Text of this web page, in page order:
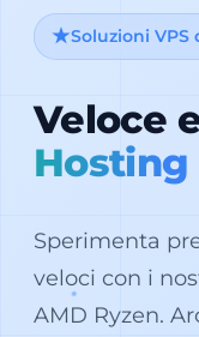
Soluzioni VPS
Veloce
Hosting
Sperimenta
veloci con i
AMD Ryzen.